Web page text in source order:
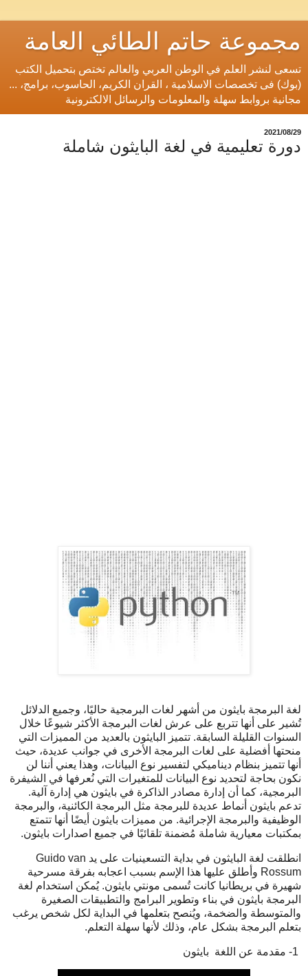
مجموعة حاتم الطائي العامة
تسعى لنشر العلم في الوطن العربي والعالم تختص بتحميل الكتب
(بوك) فى تخصصات الاسلامية ، القران الكريم، الحاسوب، برامج، ...
مجانية بروابط سهلة والمعلومات والرسائل الالكترونية
29‏/08‏/2021
دورة تعليمية في لغة البايثون شاملة
لغة البرمجة بايثون من أشهر لغات البرمجية حاليًا، وجميع الدلائل
تُشير على أنها تتربع على عرش لغات البرمجة الأكثر شيوعًا خلال
السنوات القليلة السابقة. تتميز البايثون بالعديد من المميزات التي
منحتها أفضلية على لغات البرمجة الأخرى في جوانب عديدة، حيث
أنها تتميز بنظام ديناميكي لتفسير نوع البيانات، وهذا يعني أننا لن
نكون بحاجة لتحديد نوع البيانات للمتغيرات التي نُعرفها في الشيفرة
البرمجية، كما أن إدارة مصادر الذاكرة في بايثون هي إدارة آلية.
تدعم بايثون أنماط عديدة للبرمجة مثل البرمجة الكائنية، والبرمجة
الوظيفية والبرمجة الإجرائية. من مميزات بايثون أيضًا أنها تتمتع
بمكتبات معيارية شاملة مُضمنة تلقائيًا في جميع اصدارات بايثون.
انطلقت لغة البايثون في بداية التسعينيات على يد Guido van
Rossum وأطلق عليها هذا الإسم بسبب اعجابه بفرقة مسرحية
شهيرة في بريطانيا كانت تُسمى مونتي بايثون. يُمكن استخدام لغة
البرمجة بايثون في بناء وتطوير البرامج والتطبيقات الصغيرة
والمتوسطة والضخمة، ويُنصح بتعلمها في البداية لكل شخص يرغب
بتعلم البرمجة بشكل عام، وذلك لأنها سهلة التعلم.